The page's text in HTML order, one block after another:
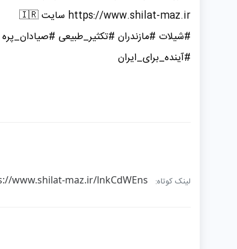
https://www.shilat-maz.ir سایت 🇮🇷
#شیلات #مازندران #تکثیر_طبیعی
#آینده_برای_ایران
لینک کوتاه: www.shilat-maz.ir/lnkCdWEns